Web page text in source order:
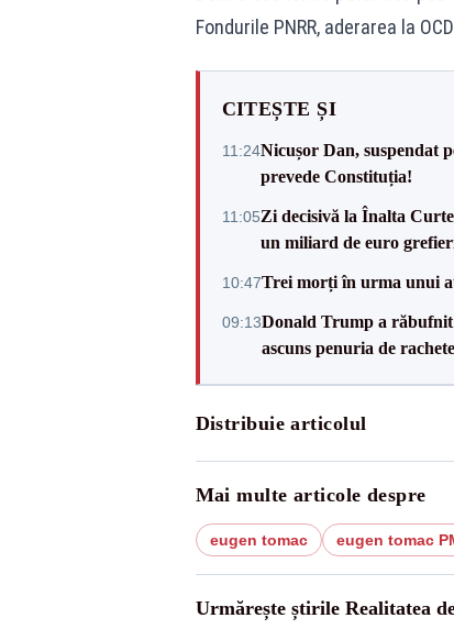
Fondurile PNRR, aderarea la
CITEȘTE ȘI
11:24Nicușor Dan, suspendat
prevede Constituția!
11:05Zi decisivă la Înalta
un miliard de euro
10:47Trei morți în urma unui
09:13Donald Trump a răbufnit
ascuns penuria de
Distribuie articolul
Mai multe articole despre
eugen tomac eugen tomac
Urmărește știrile Realitatea